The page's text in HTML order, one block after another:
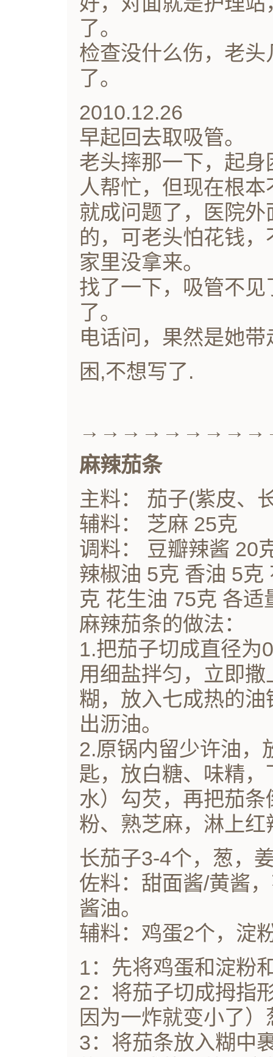
了。
检查没什么伤，老
了。
2010.12.26
早起回去取吸管。
老头摔那一下，起
人帮忙，但现在根
就成问题了，医院
的，可老头怕花钱
家里没拿来。
找了一下，吸管不
了。
电话问，果然是她带
困,不想写了.
麻辣茄条
主料： 茄子(紫皮、
辅料： 芝麻 25克
调料： 豆瓣辣酱 20
辣椒油 5克 香油 5克
克 花生油 75克 各适
麻辣茄条的做法：
1.把茄子切成直径为
用细盐拌匀，立即
糊，放入七成热的
出沥油。
2.原锅内留少许油，
匙，放白糖、味精
水）勾芡，再把茄
粉、熟芝麻，淋上
长茄子3-4个，葱，
佐料：甜面酱/黄酱
酱油。
辅料：鸡蛋2个，淀
1：先将鸡蛋和淀粉
2：将茄子切成拇指
因为一炸就变小了
3：将茄条放入糊中